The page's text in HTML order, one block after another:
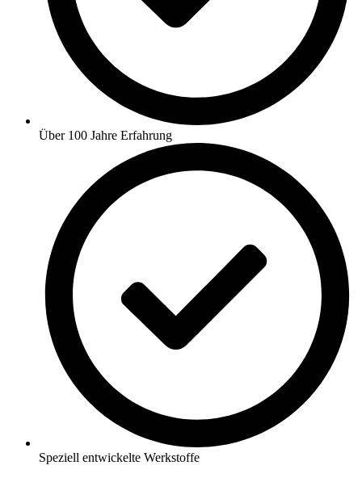
Über 100 Jahre Erfahrung
Speziell entwickelte Werkstoffe